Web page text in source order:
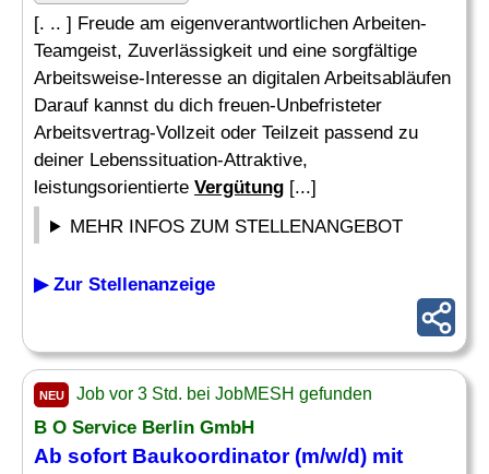
[. .. ] Freude am eigenverantwortlichen Arbeiten-
Teamgeist, Zuverlässigkeit und eine sorgfältige
Arbeitsweise-Interesse an digitalen Arbeitsabläufen
Darauf kannst du dich freuen-Unbefristeter
Arbeitsvertrag-Vollzeit oder Teilzeit passend zu
deiner Lebenssituation-Attraktive,
leistungsorientierte Vergütung [...]
MEHR INFOS ZUM STELLENANGEBOT
▶ Zur Stellenanzeige
NEU Job vor 3 Std. bei JobMESH gefunden
B O Service Berlin GmbH
Ab sofort Baukoordinator (m/w/d) mit